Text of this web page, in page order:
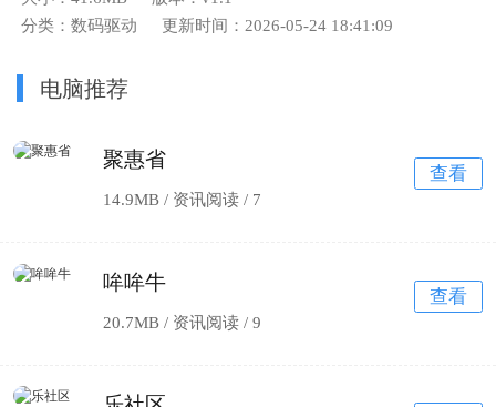
分类：数码驱动
更新时间：2026-05-24 18:41:09
电脑推荐
聚惠省
14.9MB / 资讯阅读 / 7
查看
哞哞牛
20.7MB / 资讯阅读 /9
查看